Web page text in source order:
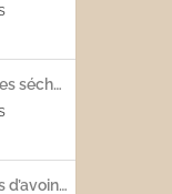
Tapenade de tomates séchées
Porridge aux flocons d’avoine avec les fruits frais